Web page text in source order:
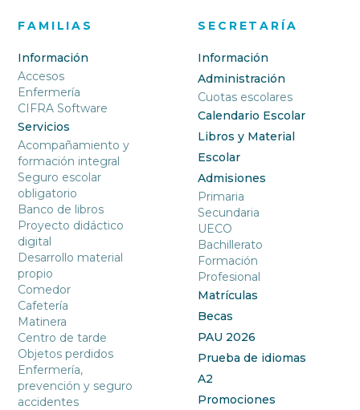
FAMILIAS
Información
Accesos
Enfermería
CIFRA Software
Servicios
Acompañamiento y
formación integral
Seguro escolar
obligatorio
Banco de libros
Proyecto didáctico
digital
Desarrollo material
propio
Comedor
Cafetería
Matinera
Centro de tarde
Objetos perdidos
Enfermería,
prevención y seguro
accidentes
SECRETARÍA
Información
Administración
Cuotas escolares
Calendario Escolar
Libros y Material
Escolar
Admisiones
Primaria
Secundaria
UECO
Bachillerato
Formación
Profesional
Matrículas
Becas
PAU 2026
Prueba de idiomas
A2
Promociones